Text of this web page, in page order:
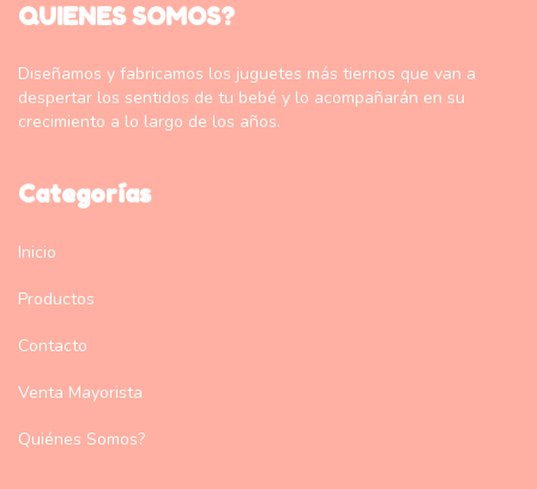
QUIENES SOMOS?
Diseñamos y fabricamos los juguetes más tiernos que van a
despertar los sentidos de tu bebé y lo acompañarán en su
crecimiento a lo largo de los años.
Categorías
Inicio
Productos
Contacto
Venta Mayorista
Quiénes Somos?